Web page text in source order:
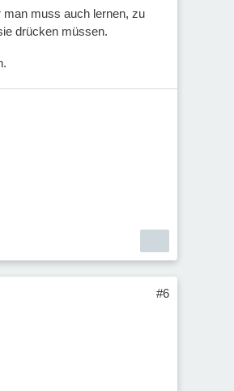
muss auch lernen, zu
drücken müssen.
#6